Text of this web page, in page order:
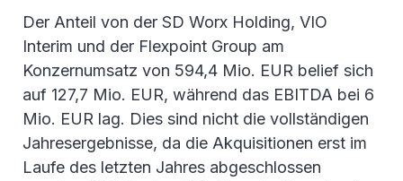
Der Anteil von der SD Worx Holding, VIO
Interim und der Flexpoint Group am
Konzernumsatz von 594,4 Mio. EUR belief sich
auf 127,7 Mio. EUR, während das EBITDA bei 6
Mio. EUR lag. Dies sind nicht die vollständigen
Jahresergebnisse, da die Akquisitionen erst im
Laufe des letzten Jahres abgeschlossen